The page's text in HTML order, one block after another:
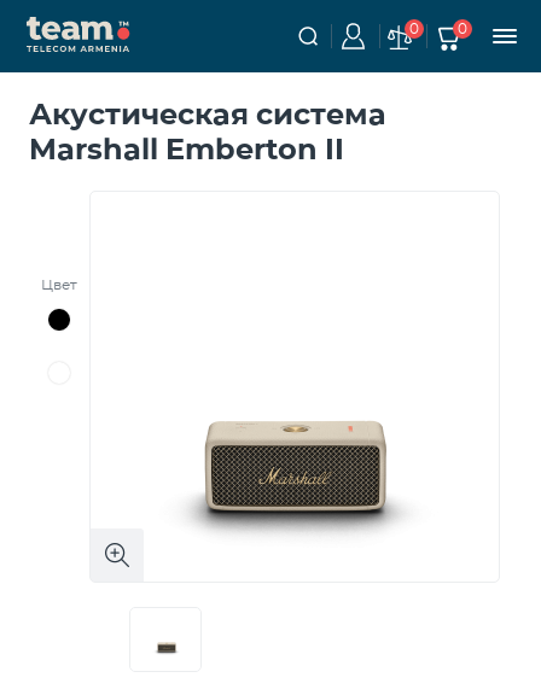
0 0
Акустическая система
Marshall Emberton II
Цвет